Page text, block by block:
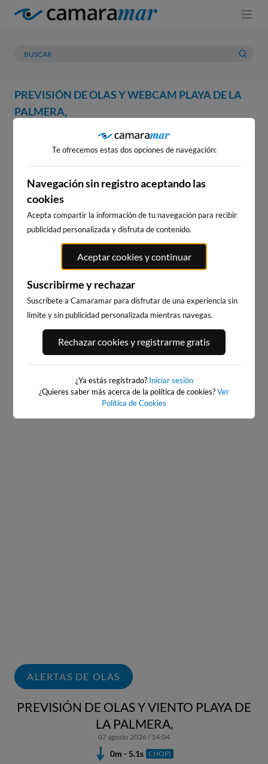
PREVISIÓN DE OLAS Y WEBCAM PLAYA DE LA
PALMERA,
PREVISIÓN METEOROLOGÍA
WEBCAM PLAYA DE LA
PALMERA,
WEBCAMS CERCANAS
PLAYA DE SALINAS, SALINAS
16km · Salinas
PLAYA DE SALINAS, SALINAS
OESTE
16km · Salinas
ALERTAS DE OLAS
PREVISIÓN DE OLAS Y VIENTO PLAYA DE
LA PALMERA,
07 agosto 2026 / 14:04
0m - 5.1s CHOPI
Te ofrecemos estas dos opciones de navegación:
Navegación sin registro aceptando las
cookies
Acepta compartir la información de tu navegación para recibir
publicidad personalizada y disfruta de contenido.
Aceptar cookies y continuar
Suscribirme y rechazar
Suscríbete a Camaramar para disfrutar de una experiencia sin
límite y sin publicidad personalizada mientras navegas.
Rechazar cookies y registrarme gratis
¿Ya estás registrado? Iniciar sesión
¿Quieres saber más acerca de la política de cookies?Ver
Política de Cookies